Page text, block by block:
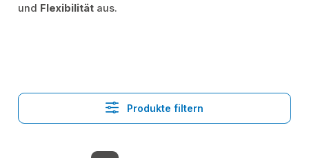
und Flexibilität aus.
Produkte filtern